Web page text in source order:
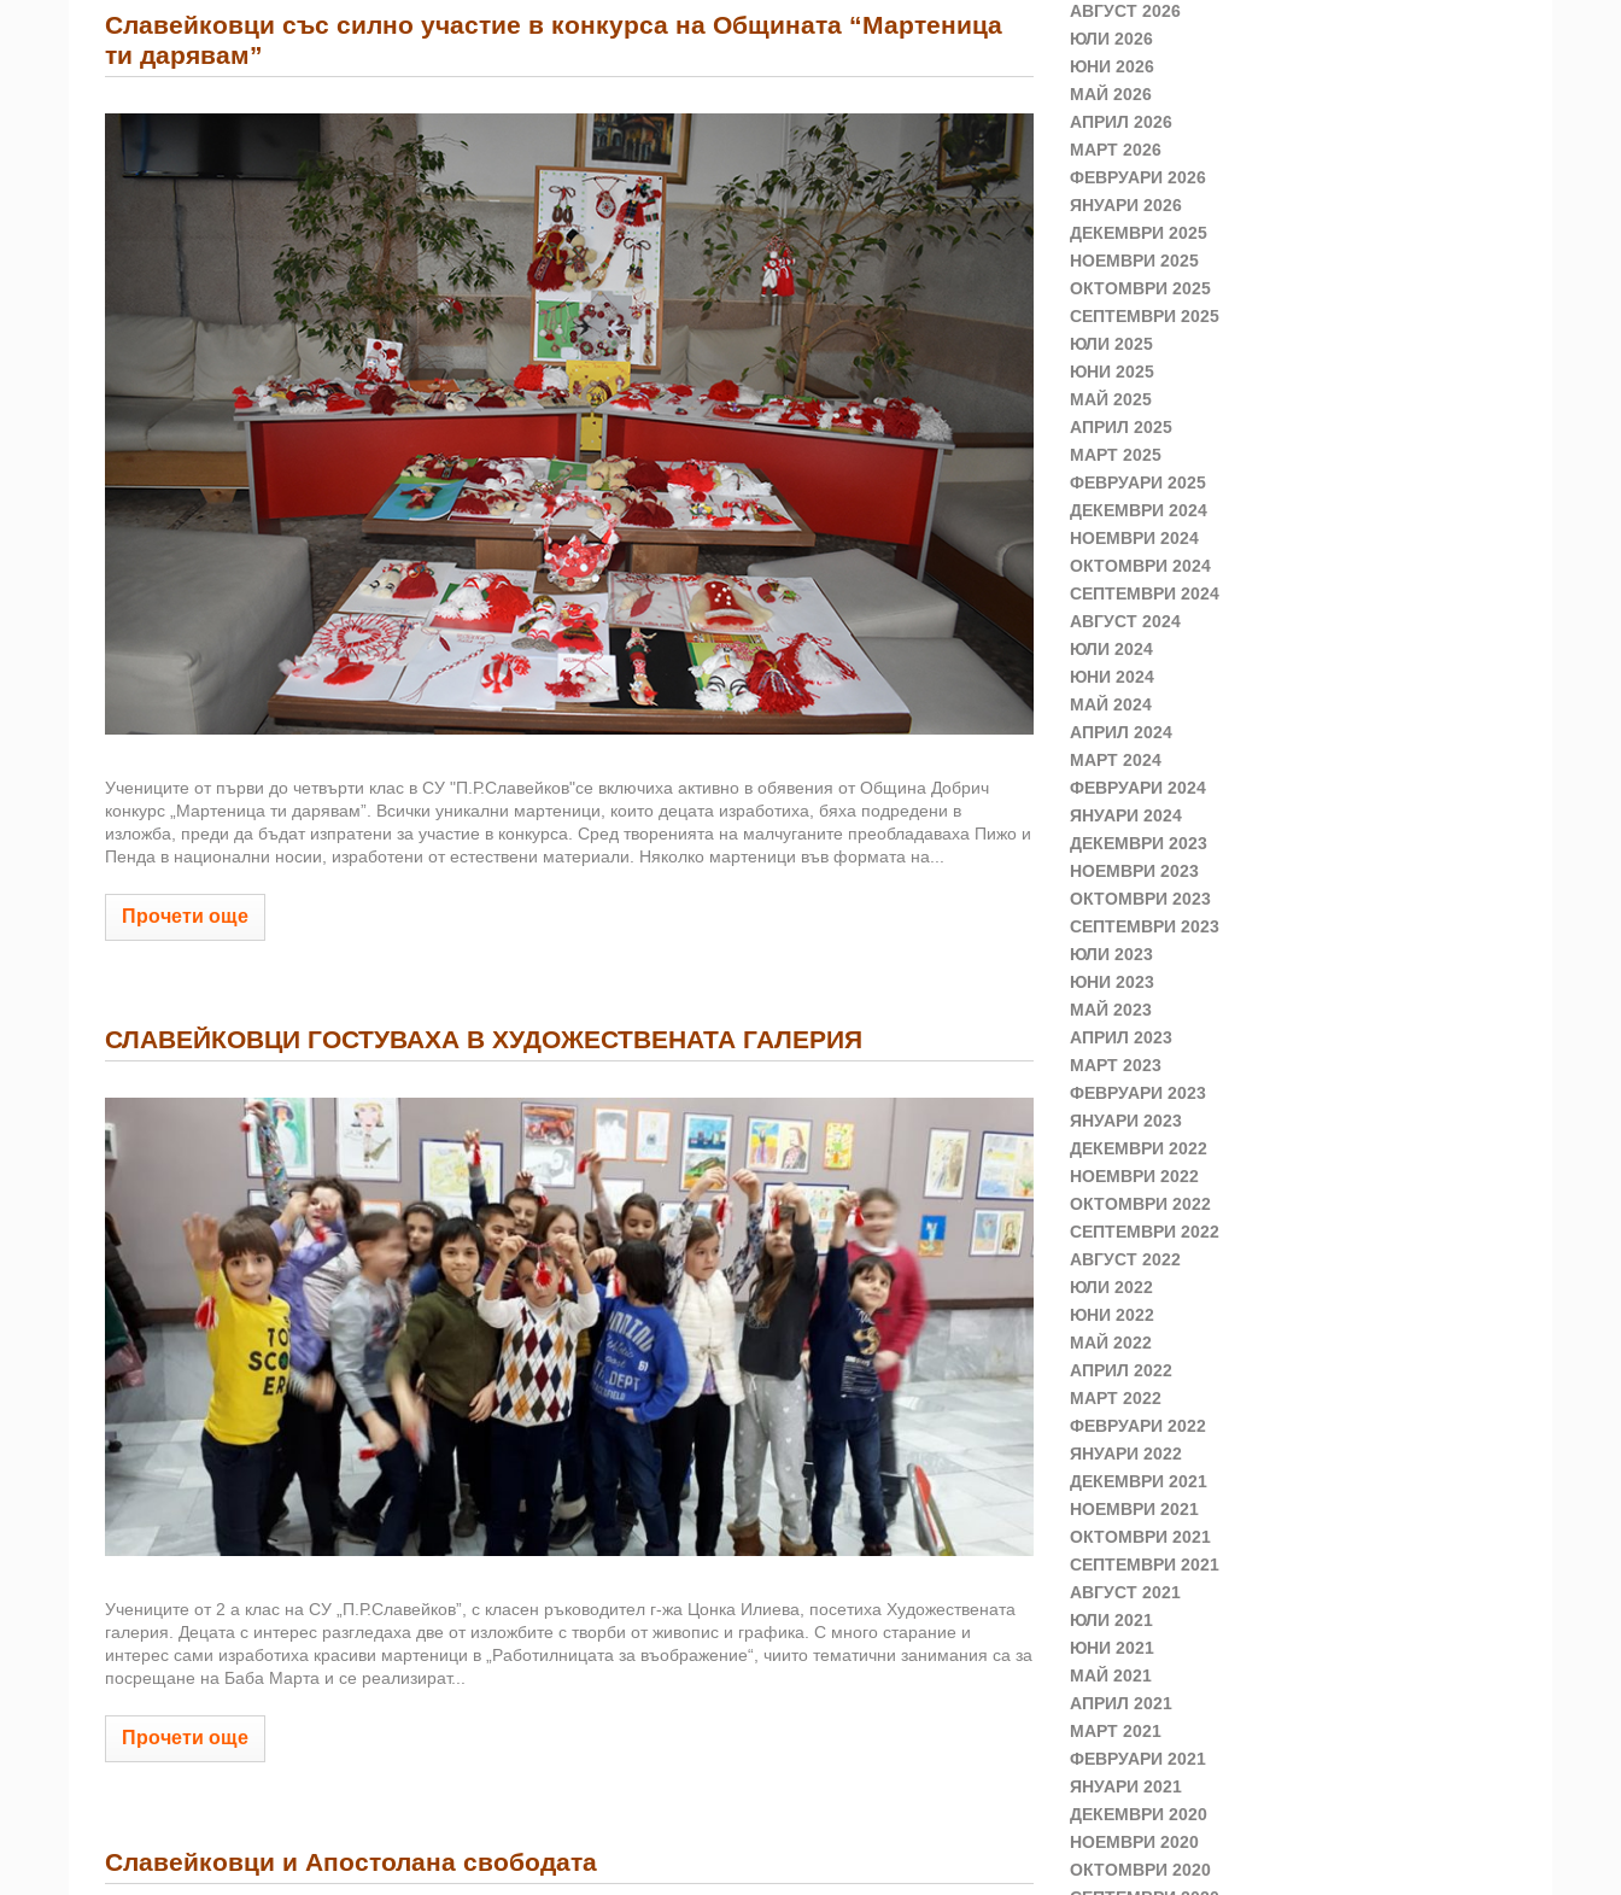
Славейковци със силно участие в конкурса на Общината “Мартеница
ти дарявам”
Учениците от първи до четвърти клас в СУ "П.Р.Славейков"се включиха активно в обявения от Община Добрич
конкурс „Мартеница ти дарявам”. Всички уникални мартеници, които децата изработиха, бяха подредени в
изложба, преди да бъдат изпратени за участие в конкурса. Сред творенията на малчуганите преобладаваха Пижо и
Пенда в национални носии, изработени от естествени материали. Няколко мартеници във формата на...
Прочети още
СЛАВЕЙКОВЦИ ГОСТУВАХА В ХУДОЖЕСТВЕНАТА ГАЛЕРИЯ
Учениците от 2 а клас на СУ „П.Р.Славейков”, с класен ръководител г-жа Цонка Илиева, посетиха Художествената
галерия. Децата с интерес разгледаха две от изложбите с творби от живопис и графика. С много старание и
интерес сами изработиха красиви мартеници в „Работилницата за въображение“, чиито тематични занимания са за
посрещане на Баба Марта и се реализират...
Прочети още
Славейковци и Апостолана свободата
АВГУСТ 2026
ЮЛИ 2026
ЮНИ 2026
МАЙ 2026
АПРИЛ 2026
МАРТ 2026
ФЕВРУАРИ 2026
ЯНУАРИ 2026
ДЕКЕМВРИ 2025
НОЕМВРИ 2025
ОКТОМВРИ 2025
СЕПТЕМВРИ 2025
ЮЛИ 2025
ЮНИ 2025
МАЙ 2025
АПРИЛ 2025
МАРТ 2025
ФЕВРУАРИ 2025
ДЕКЕМВРИ 2024
НОЕМВРИ 2024
ОКТОМВРИ 2024
СЕПТЕМВРИ 2024
АВГУСТ 2024
ЮЛИ 2024
ЮНИ 2024
МАЙ 2024
АПРИЛ 2024
МАРТ 2024
ФЕВРУАРИ 2024
ЯНУАРИ 2024
ДЕКЕМВРИ 2023
НОЕМВРИ 2023
ОКТОМВРИ 2023
СЕПТЕМВРИ 2023
ЮЛИ 2023
ЮНИ 2023
МАЙ 2023
АПРИЛ 2023
МАРТ 2023
ФЕВРУАРИ 2023
ЯНУАРИ 2023
ДЕКЕМВРИ 2022
НОЕМВРИ 2022
ОКТОМВРИ 2022
СЕПТЕМВРИ 2022
АВГУСТ 2022
ЮЛИ 2022
ЮНИ 2022
МАЙ 2022
АПРИЛ 2022
МАРТ 2022
ФЕВРУАРИ 2022
ЯНУАРИ 2022
ДЕКЕМВРИ 2021
НОЕМВРИ 2021
ОКТОМВРИ 2021
СЕПТЕМВРИ 2021
АВГУСТ 2021
ЮЛИ 2021
ЮНИ 2021
МАЙ 2021
АПРИЛ 2021
МАРТ 2021
ФЕВРУАРИ 2021
ЯНУАРИ 2021
ДЕКЕМВРИ 2020
НОЕМВРИ 2020
ОКТОМВРИ 2020